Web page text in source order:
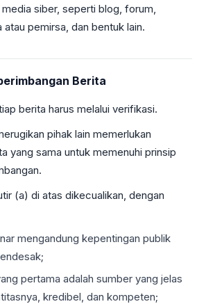
siber, seperti blog, forum,
pemirsa, dan bentuk lain.
Berita
berita harus melalui verifikasi.
pihak lain memerlukan
yang sama untuk memenuhi prinsip
(a) di atas dikecualikan, dengan
mengandung kepentingan publik
pertama adalah sumber yang jelas
kredibel, dan kompeten;